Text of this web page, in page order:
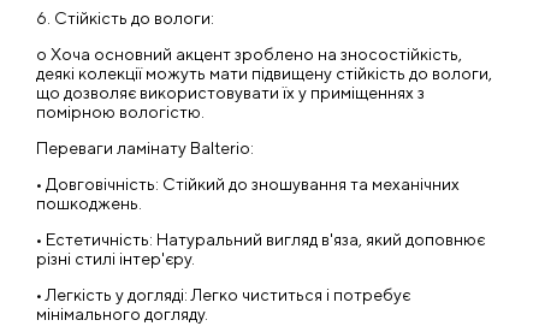
6. Стійкість до вологи:
o Хоча основний акцент зроблено на зносостійкість,
деякі колекції можуть мати підвищену стійкість до вологи,
що дозволяє використовувати їх у приміщеннях з
помірною вологістю.
Переваги ламінату Balterio:
• Довговічність: Стійкий до зношування та механічних
пошкоджень.
• Естетичність: Натуральний вигляд в'яза, який доповнює
різні стилі інтер'єру.
• Легкість у догляді: Легко чиститься і потребує
мінімального догляду.